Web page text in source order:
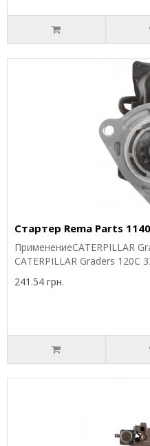
Стартер Rema Parts
ПрименениеCATERPILLAR
CATERPILLAR Graders 120C
241.54 грн.